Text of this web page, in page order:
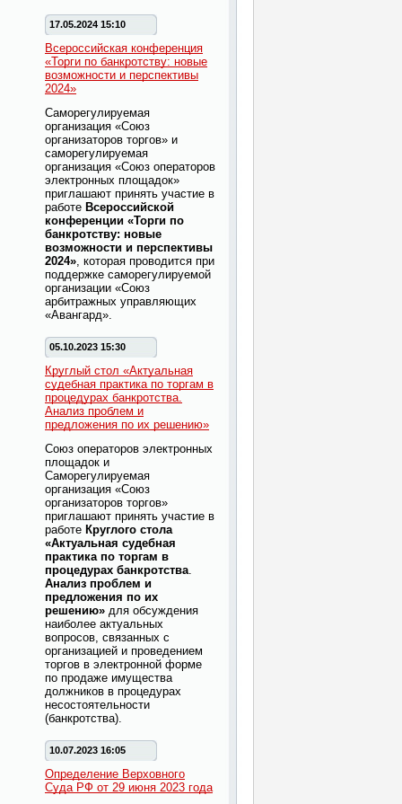
17.05.2024 15:10
Всероссийская конференция
«Торги по банкротству: новые
возможности и перспективы
2024»
Саморегулируемая
организация «Союз
организаторов торгов» и
саморегулируемая
организация «Союз операторов
электронных площадок»
приглашают принять участие в
работе Всероссийской
конференции «Торги по
банкротству: новые
возможности и перспективы
2024», которая проводится при
поддержке саморегулируемой
организации «Союз
арбитражных управляющих
«Авангард».
05.10.2023 15:30
Круглый стол «Актуальная
судебная практика по торгам в
процедурах банкротства.
Анализ проблем и
предложения по их решению»
Союз операторов электронных
площадок и
Саморегулируемая
организация «Союз
организаторов торгов»
приглашают принять участие в
работе Круглого стола
«Актуальная судебная
практика по торгам в
процедурах банкротства.
Анализ проблем и
предложения по их
решению» для обсуждения
наиболее актуальных
вопросов, связанных с
организацией и проведением
торгов в электронной форме
по продаже имущества
должников в процедурах
несостоятельности
(банкротства).
10.07.2023 16:05
Определение Верховного
Суда РФ от 29 июня 2023 года